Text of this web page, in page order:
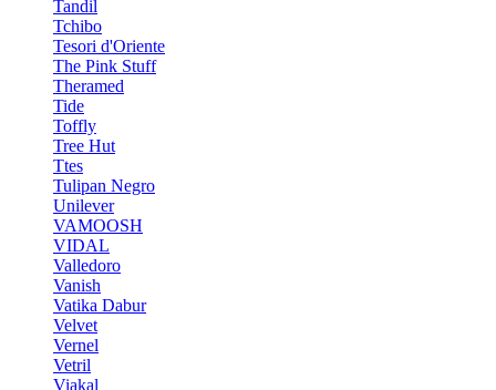
Tandil
Tchibo
Tesori d'Oriente
The Pink Stuff
Theramed
Tide
Toffly
Tree Hut
Ttes
Tulipan Negro
Unilever
VAMOOSH
VIDAL
Valledoro
Vanish
Vatika Dabur
Velvet
Vernel
Vetril
Viakal